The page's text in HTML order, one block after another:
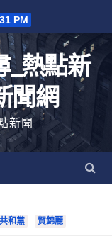
PM
_熱點新
聞網
新聞
共和黨 賀錦麗